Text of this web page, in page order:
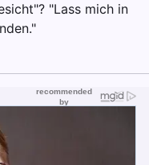
"Lass mich in